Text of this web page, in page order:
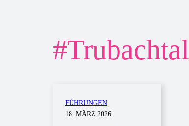
#Trubachtal
FÜHRUNGEN
18. MÄRZ 2026